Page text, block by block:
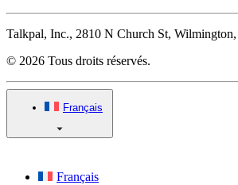
Talkpal, Inc., 2810 N Church St,
© 2026 Tous droits réservés.
Français
Français